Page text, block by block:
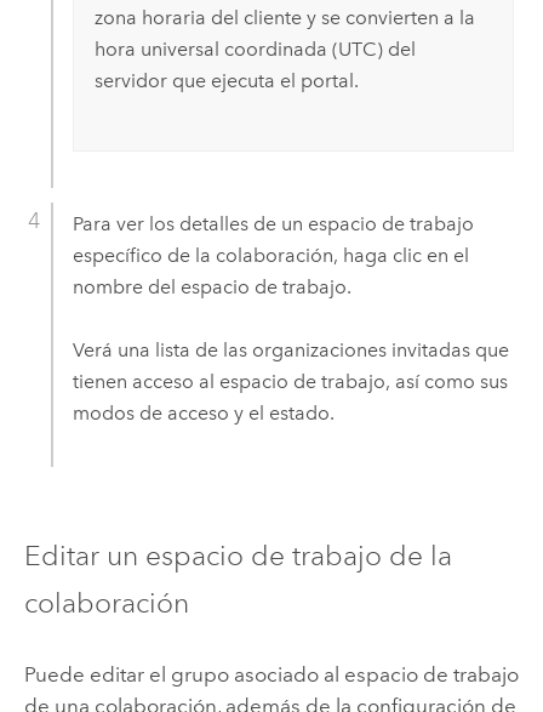
zona horaria del cliente y se convierten a la
hora universal coordinada (UTC) del
servidor que ejecuta el portal.
Para ver los detalles de un espacio de trabajo
específico de la colaboración, haga clic en el
nombre del espacio de trabajo.
Verá una lista de las organizaciones invitadas que
tienen acceso al espacio de trabajo, así como sus
modos de acceso y el estado.
Editar un espacio de trabajo de la
colaboración
Puede editar el grupo asociado al espacio de trabajo
de una colaboración, además de la configuración de